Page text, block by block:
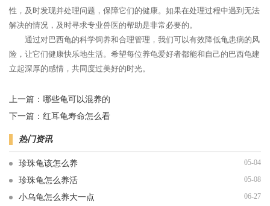
性，及时发现并处理问题，保障它们的健康。如果在处理过程中遇到无法
解决的情况，及时寻求专业兽医的帮助是非常必要的。
通过对巴西龟的科学饲养和合理管理，我们可以有效降低龟患病的风
险，让它们健康快乐地生活。希望每位养龟爱好者都能和自己的巴西龟建
立起深厚的感情，共同度过美好的时光。
上一篇： 哪些龟可以混养的
下一篇： 红耳龟寿命怎么看
热门资讯
珍珠龟该怎么养 05-04
珍珠龟怎么养活 05-08
小乌龟怎么养大一点 06-27